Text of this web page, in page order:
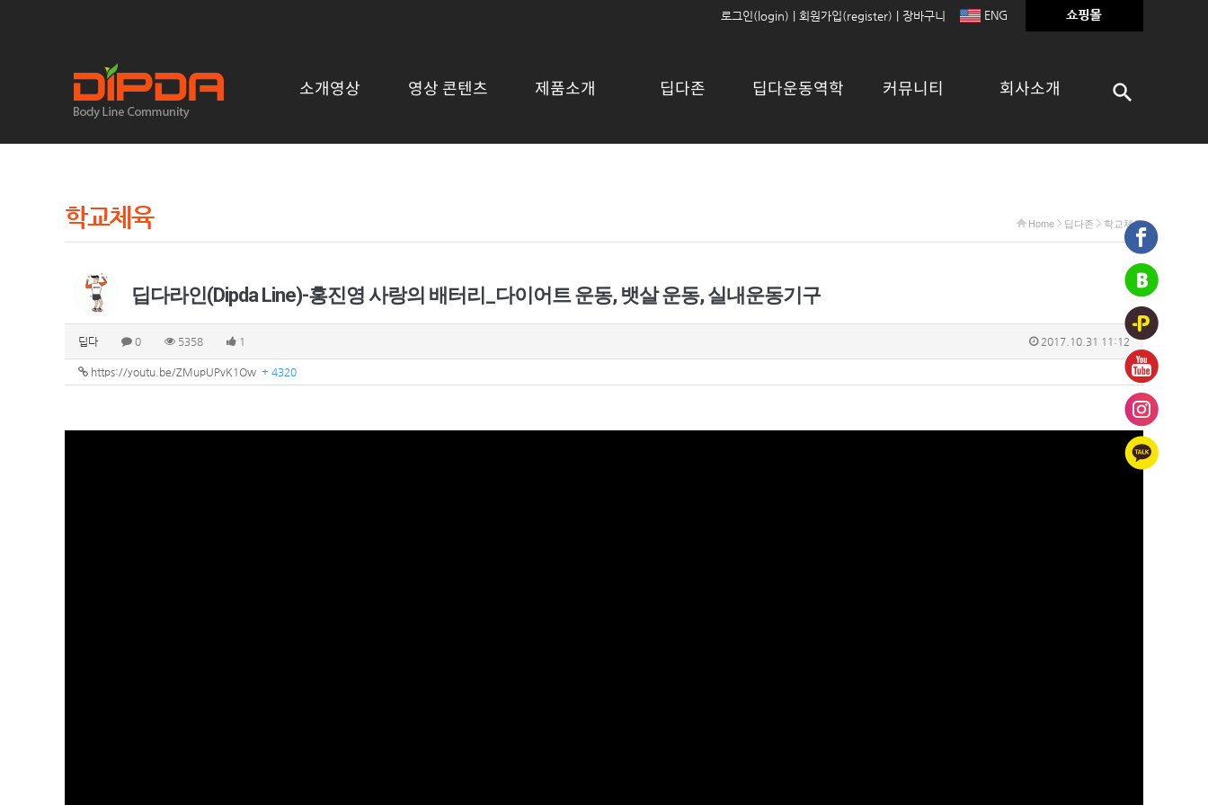
로그인(login) 회원가입(register) 장바구니 ENG
소개영상 영상 콘텐츠 제품소개 딥다존 딥다운동역학 커뮤니티 회사소개
학교체육 Home 딥다존 학교체육
딥다라인(Dipda Line)-홍진영 사랑의 배터리_다이어트 운동, 뱃살 운동, 실내운동기구
딥다 0 5358 1 2017.10.31 11:12
https://youtu.be/ZMupUPvK1Ow + 4320